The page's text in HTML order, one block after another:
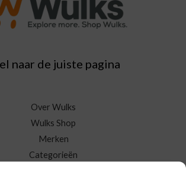
naar de juiste pagina
Over Wulks
Wulks Shop
Merken
Categorieën